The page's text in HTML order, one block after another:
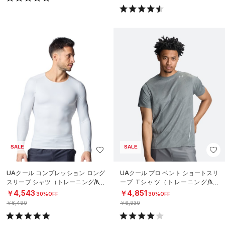
SALE
UAクール コンプレッション ロング
スリーブ シャツ（トレーニング/ME
N）
￥4,543 30%OFF
￥6,490
SALE
UAクール プロ ベント ショートスリ
ーブ Tシャツ（トレーニング/ME
N）
￥4,851 30%OFF
￥6,930